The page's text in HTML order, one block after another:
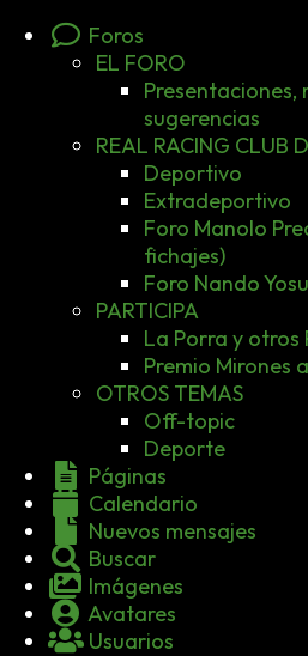
Foros
EL FORO
Presentaciones,
sugerencias
REAL RACING CLUB
Deportivo
Extradeportivo
Foro Manolo
fichajes)
Foro Nando
PARTICIPA
La Porra y otros
Premio Mirones
OTROS TEMAS
Off-topic
Deporte
Páginas
Calendario
Nuevos mensajes
Buscar
Imágenes
Avatares
Usuarios